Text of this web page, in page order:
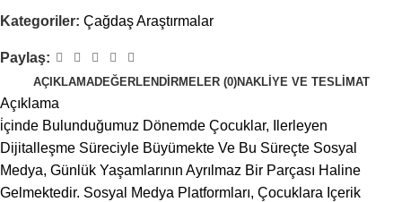
Kategoriler: Çağdaş Araştırmalar
Paylaş:
AÇIKLAMADEĞERLENDIRMELER (0)NAKLIYE VE TESLIMAT
Açıklama
i̇çinde Bulunduğumuz Dönemde Çocuklar, Ilerleyen
Dijitalleşme Süreciyle Büyümekte Ve Bu Süreçte Sosyal
Medya, Günlük Yaşamlarının Ayrılmaz Bir Parçası Haline
Gelmektedir. Sosyal Medya Platformları, Çocuklara Içerik